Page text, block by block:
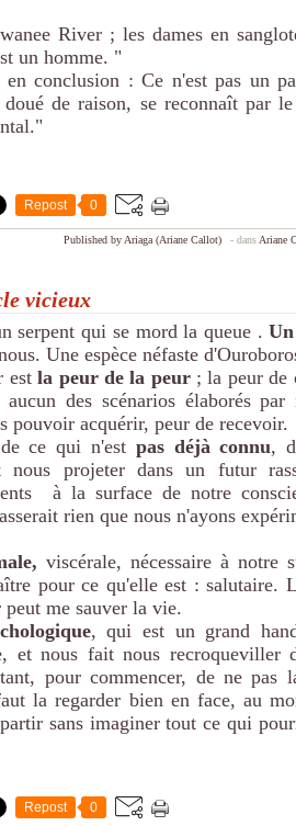
River ; les dames en
un homme. "
conclusion : Ce n'est pas un
de raison, se reconnaît par
Repost 0
Published by Ariaga (Ariane Callot) - dans Ariane
vicieux
serpent qui se mord la queue .
Une espèce néfaste
estla peur de la peur; la peur de
des scénarios élaborés
pouvoir acquérir, peur de recevoir.
ce qui n'estpas déjà connu,
nous projeter dans un futur
à la surface de notre
rien que nous n'ayons
viscérale, nécessaire à notre
pour ce qu'elle est : salutaire.
peut me sauver la vie.
, qui est un grand
et nous fait nous recroqueviller
pour commencer, de ne pas
la regarder bien en face, au
sans imaginer tout ce qui
Repost 0